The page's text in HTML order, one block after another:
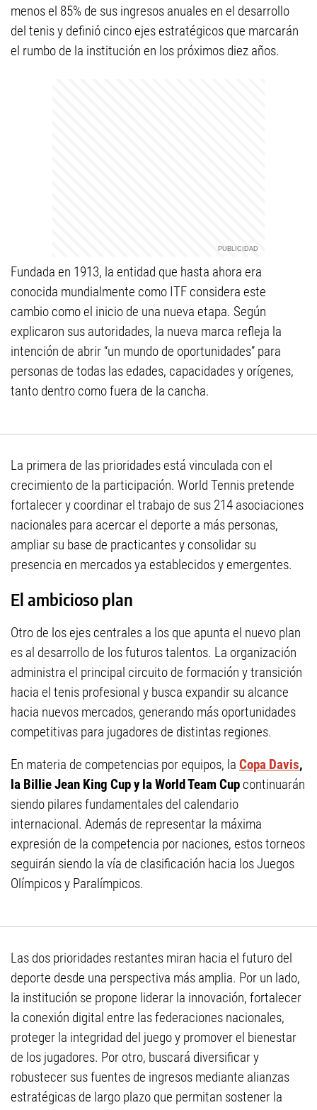
menos el 85% de sus ingresos anuales en el desarrollo
del tenis y definió cinco ejes estratégicos que marcarán
el rumbo de la institución en los próximos diez años.
Fundada en 1913, la entidad que hasta ahora era
conocida mundialmente como ITF considera este
cambio como el inicio de una nueva etapa. Según
explicaron sus autoridades, la nueva marca refleja la
intención de abrir “un mundo de oportunidades” para
personas de todas las edades, capacidades y orígenes,
tanto dentro como fuera de la cancha.
La primera de las prioridades está vinculada con el
crecimiento de la participación. World Tennis pretende
fortalecer y coordinar el trabajo de sus 214 asociaciones
nacionales para acercar el deporte a más personas,
ampliar su base de practicantes y consolidar su
presencia en mercados ya establecidos y emergentes.
El ambicioso plan
Otro de los ejes centrales a los que apunta el nuevo plan
es al desarrollo de los futuros talentos. La organización
administra el principal circuito de formación y transición
hacia el tenis profesional y busca expandir su alcance
hacia nuevos mercados, generando más oportunidades
competitivas para jugadores de distintas regiones.
En materia de competencias por equipos, la Copa Davis,
la Billie Jean King Cup y la World Team Cup continuarán
siendo pilares fundamentales del calendario
internacional. Además de representar la máxima
expresión de la competencia por naciones, estos torneos
seguirán siendo la vía de clasificación hacia los Juegos
Olímpicos y Paralímpicos.
Las dos prioridades restantes miran hacia el futuro del
deporte desde una perspectiva más amplia. Por un lado,
la institución se propone liderar la innovación, fortalecer
la conexión digital entre las federaciones nacionales,
proteger la integridad del juego y promover el bienestar
de los jugadores. Por otro, buscará diversificar y
robustecer sus fuentes de ingresos mediante alianzas
estratégicas de largo plazo que permitan sostener la